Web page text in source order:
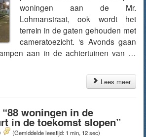
woningen aan de Mr.
Lohmanstraat, ook wordt het
terrein in de gaten gehouden met
cameratoezicht. ‘s Avonds gaan
aan in de achtertuinen van …
Lees meer
woningen in de
in de toekomst slopen”
(Gemiddelde leestijd: 1 min, 12 sec)